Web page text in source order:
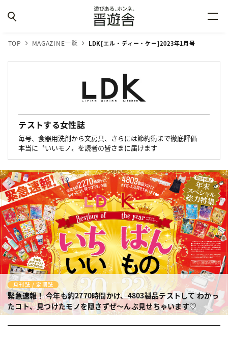
TOP MAGAZINE一覧 LDK[エル・ディー・ケー]2023年1月号
テストする女性誌
毎号、食器用洗剤から文房具、さらには節約術まで徹底評価
本当に〝いいモノ〟を読者の皆さまに届けます
月刊誌 / 定期誌
緊急速報！ 今年も約2770時間かけ、4803製品テストしてわかっ
たコト、見つけたモノを隠さずぜ〜んぶ見せちゃいます♡